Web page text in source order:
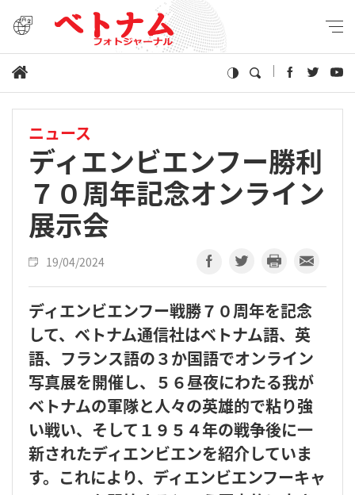
ニュース
ディエンビエンフー勝利
７０周年記念オンライン
展示会
19/04/2024
ディエンビエンフー戦勝７０周年を記念
して、ベトナム通信社はベトナム語、英
語、フランス語の３か国語でオンライン
写真展を開催し、５６昼夜にわたる我が
ベトナムの軍隊と人々の英雄的で粘り強
い戦い、そして１９５４年の戦争後に一
新されたディエンビエンを紹介していま
す。これにより、ディエンビエンフーキャ